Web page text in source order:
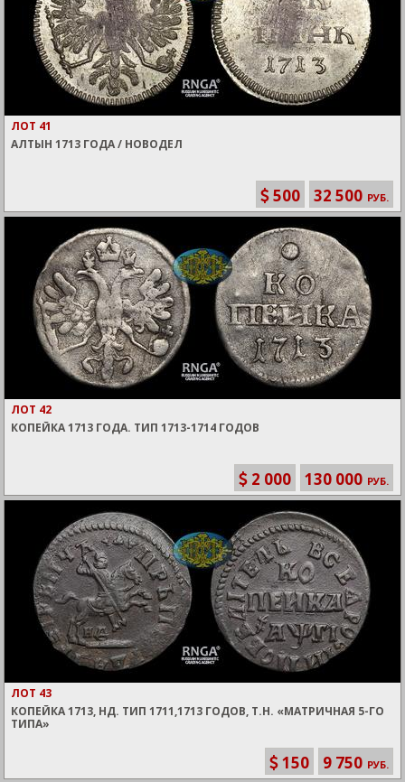
ЛОТ 41
АЛТЫН 1713 ГОДА / НОВОДЕЛ
500 32 500 РУБ.
ЛОТ 42
КОПЕЙКА 1713 ГОДА. ТИП 1713-1714 ГОДОВ
2 000 130 000 РУБ.
ЛОТ 43
КОПЕЙКА 1713, НД. ТИП 1711,1713 ГОДОВ, Т.Н. «МАТРИЧНАЯ 5-ГО
ТИПА»
150 9 750 РУБ.